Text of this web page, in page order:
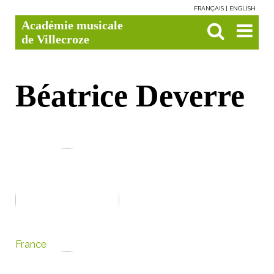
contenu.
Aller
à
personnels
FRANÇAIS ENGLISH
Académie musicale
de Villecroze

avancée…
Béatrice Deverre
France